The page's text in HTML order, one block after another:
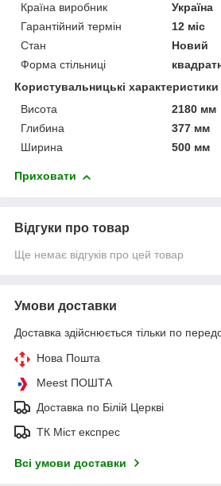
Країна виробник
Україна
Гарантійний термін
12 міс
Стан
Новий
Форма стільниці
Користувальницькі характеристики
Висота
2180 мм
Глибина
377 мм
Ширина
500 мм
Приховати
Відгуки про товар
Ще немає відгуків про цей товар
Умови доставки
Доставка здійснюється тільки по
Нова Пошта
Meest ПОШТА
Доставка по Білій Церкві
ТК Міст експрес
Всі умови доставки